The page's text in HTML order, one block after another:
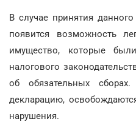
В случае принятия
появится возможность
имущество, которые
налогового
об обязательных
декларацию,
нарушения.